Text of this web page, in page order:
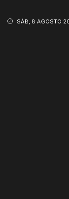
SÁB, 8 AGOSTO